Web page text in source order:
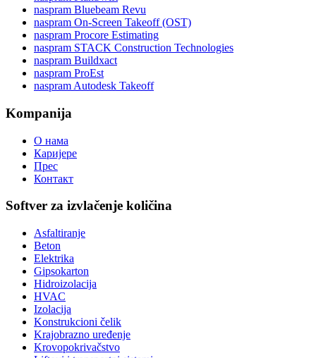
naspram Bluebeam Revu
naspram On-Screen Takeoff (OST)
naspram Procore Estimating
naspram STACK Construction Technologies
naspram Buildxact
naspram ProEst
naspram Autodesk Takeoff
Kompanija
О нама
Каријере
Прес
Контакт
Softver za izvlačenje količina
Asfaltiranje
Beton
Elektrika
Gipsokarton
Hidroizolacija
HVAC
Izolacija
Konstrukcioni čelik
Krajobrazno uređenje
Krovopokrivačstvo